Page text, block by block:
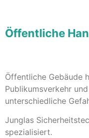
Öffentliche
Öffentliche Gebäude
Publikumsverkehr
unterschiedliche
Junglas
spezialisiert.